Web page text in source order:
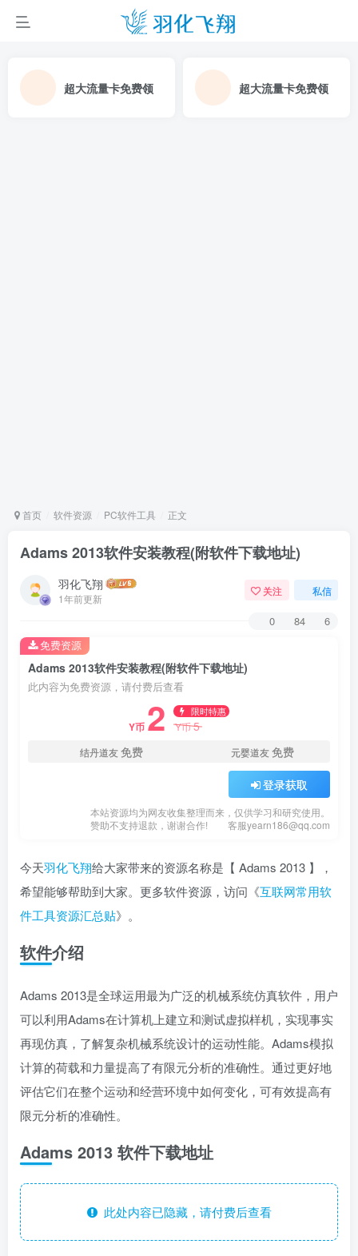
超大流量卡免费领 超大流量卡免费领
首页 软件资源 PC软件工具 正文
Adams 2013软件安装教程(附软件下载地址)
羽化飞翔
1年前更新
关注 私信
0 84 6
Adams 2013软件安装教程(附软件下载地址)
此内容为免费资源，请付费后查看
Y币 2 限时特惠
Y币5
结丹道友免费 元婴道友免费
登录获取
本站资源均为网友收集整理而来，仅供学习和研究使用。
赞助不支持退款，谢谢合作!
客服yearn186@qq.com
免费资源
今天羽化飞翔给大家带来的资源名称是【 Adams 2013 】，
希望能够帮助到大家。更多软件资源，访问《互联网常用软
件工具资源汇总贴》。
软件介绍
Adams 2013是全球运用最为广泛的机械系统仿真软件，用户
可以利用Adams在计算机上建立和测试虚拟样机，实现事实
再现仿真，了解复杂机械系统设计的运动性能。Adams模拟
计算的荷载和力量提高了有限元分析的准确性。通过更好地
评估它们在整个运动和经营环境中如何变化，可有效提高有
限元分析的准确性。
Adams 2013 软件下载地址
此处内容已隐藏，请付费后查看